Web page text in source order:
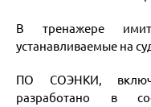
В тренажере
устанавливаемые на
ПО СОЭНКИ,
разработано в